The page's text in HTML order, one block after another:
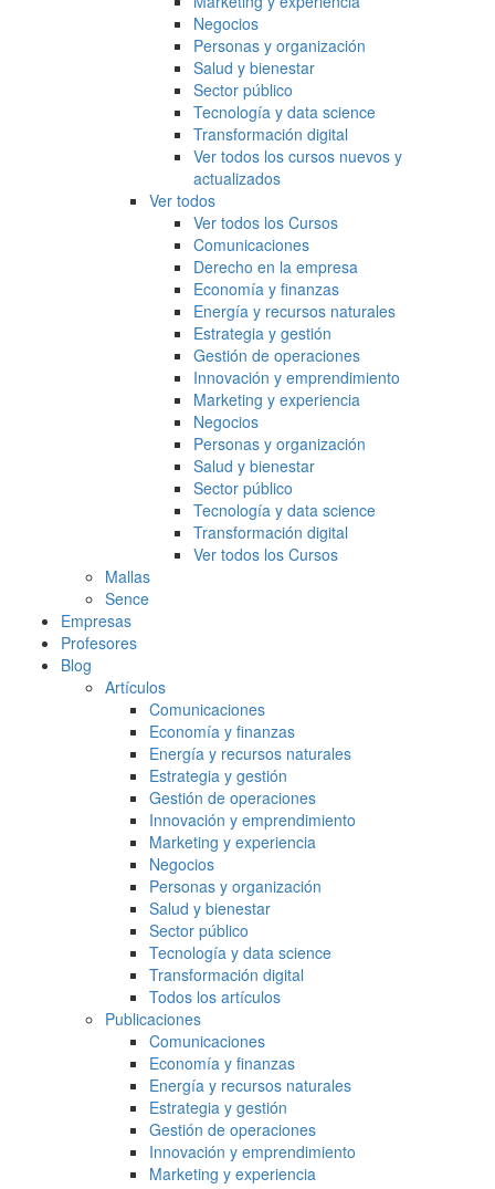
Negocios
Personas y organización
Salud y bienestar
Sector público
Tecnología y data science
Transformación digital
Ver todos los cursos nuevos y
actualizados
Ver todos
Ver todos los Cursos
Comunicaciones
Derecho en la empresa
Economía y finanzas
Energía y recursos naturales
Estrategia y gestión
Gestión de operaciones
Innovación y emprendimiento
Marketing y experiencia
Negocios
Personas y organización
Salud y bienestar
Sector público
Tecnología y data science
Transformación digital
Ver todos los Cursos
Mallas
Sence
Empresas
Profesores
Blog
Artículos
Comunicaciones
Economía y finanzas
Energía y recursos naturales
Estrategia y gestión
Gestión de operaciones
Innovación y emprendimiento
Marketing y experiencia
Negocios
Personas y organización
Salud y bienestar
Sector público
Tecnología y data science
Transformación digital
Todos los artículos
Publicaciones
Comunicaciones
Economía y finanzas
Energía y recursos naturales
Estrategia y gestión
Gestión de operaciones
Innovación y emprendimiento
Marketing y experiencia